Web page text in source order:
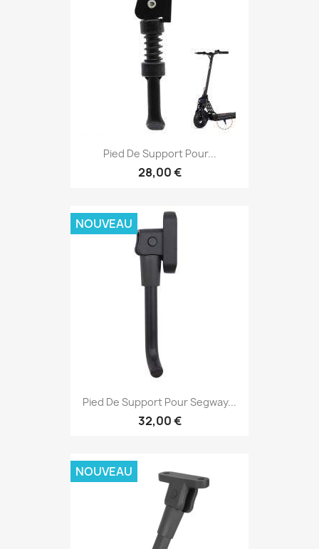
Pied De Support Pour...
28,00 €
Pied De Support Pour Segway...
32,00 €
NOUVEAU
NOUVEAU